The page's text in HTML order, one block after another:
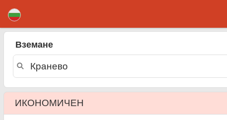
Вземане
ИКОНОМИЧЕН